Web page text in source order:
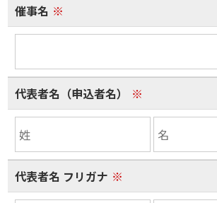
催事名 ※
代表者名（申込者名） ※
代表者名 フリガナ ※